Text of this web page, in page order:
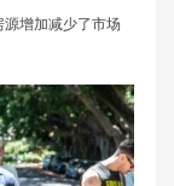
增加减少了市场